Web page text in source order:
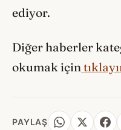
ediyor.
Diğer haberler
okumak için
PAYLAŞ